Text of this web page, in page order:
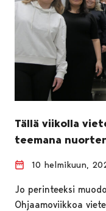
Tällä viikolla
teemana
10 helmikuun,
Jo perinteeksi
Ohjaamoviikkoa